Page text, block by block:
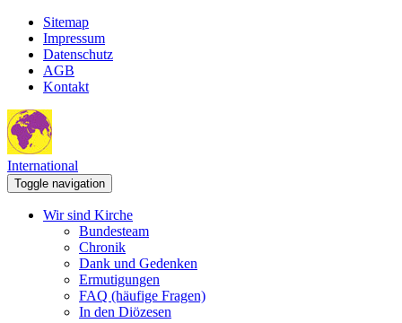
Sitemap
Impressum
Datenschutz
AGB
Kontakt
International
Toggle navigation
Wir sind Kirche
Bundesteam
Chronik
Dank und Gedenken
Ermutigungen
FAQ (häufige Fragen)
In den Diözesen